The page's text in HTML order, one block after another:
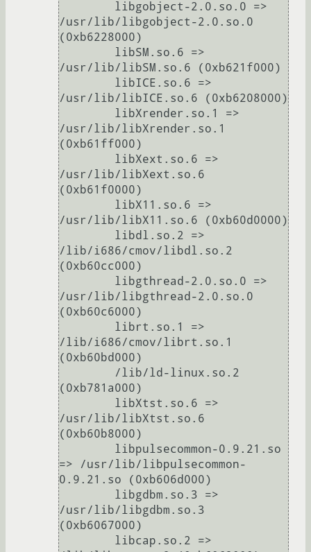
/usr/lib/libgobject-2.0.so.0
(0xb6228000)
/usr/lib/libSM.so.6 (0xb621f000)
/usr/lib/libICE.so.6 (0xb6208000)
/usr/lib/libXrender.so.1
(0xb61ff000)
/usr/lib/libXext.so.6
(0xb61f0000)
/usr/lib/libX11.so.6 (0xb60d0000)
/lib/i686/cmov/libdl.so.2
(0xb60cc000)
/usr/lib/libgthread-2.0.so.0
(0xb60c6000)
/lib/i686/cmov/librt.so.1
(0xb60bd000)
(0xb781a000)
/usr/lib/libXtst.so.6
(0xb60b8000)
=> /usr/lib/libpulsecommon-
0.9.21.so (0xb606d000)
/usr/lib/libgdbm.so.3
(0xb6067000)